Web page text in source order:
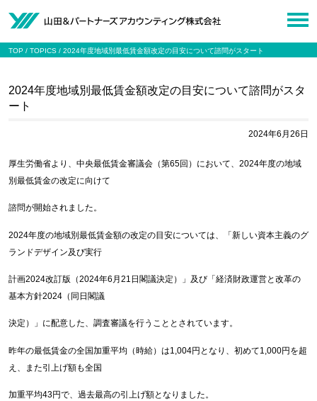
TOP TOPICS 2024年度地域別最低賃金額改定の目安について諮問がスタート
2024年度地域別最低賃金額改定の目安について諮問がスタ
ート
2024年6月26日
厚生労働省より、中央最低賃金審議会（第65回）において、2024年度の地域
別最低賃金の改定に向けて
諮問が開始されました。
2024年度の地域別最低賃金額の改定の目安については、「新しい資本主義のグ
ランドデザイン及び実行
計画2024改訂版（2024年6月21日閣議決定）」及び「経済財政運営と改革の
基本方針2024（同日閣議
決定）」に配意した、調査審議を行うこととされています。
昨年の最低賃金の全国加重平均（時給）は1,004円となり、初めて1,000円を超
え、また引上げ額も全国
加重平均43円で、過去最高の引上げ額となりました。